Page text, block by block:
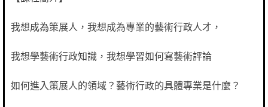
我想成為策展人，我想成為專業的藝術行政人才，
我想學藝術行政知識，我想學習如何寫藝術評論
如何進入策展人的領域？藝術行政的具體專業是什麼？